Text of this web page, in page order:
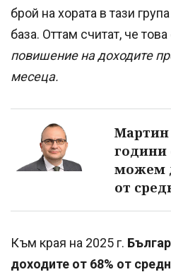
брой на хората в тази
база. Оттам считат, че
повишение на доходите
месеца.
Мартин
години
можем
от
Към края на 2025 г.
доходите от 68% от